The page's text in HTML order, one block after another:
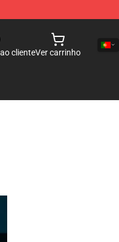
clienteVer carrinho